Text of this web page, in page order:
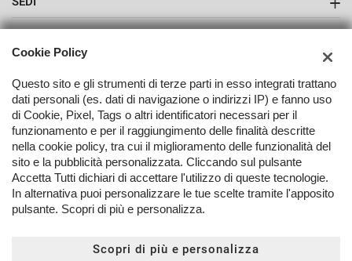
Sede di Como
AZIENDA
Contatti
TORNA IN CIMA
Copyright © 2026 Autoverri Di Giancarlo Verri - P.IVA 03406080139
-Leggi l'informativa sulla privacy-Cookie Policy
Cookie Policy
Questo sito e gli strumenti di terze parti in esso integrati trattano
dati personali (es. dati di navigazione o indirizzi IP) e fanno uso
di Cookie, Pixel, Tags o altri identificatori necessari per il
funzionamento e per il raggiungimento delle finalità descritte
nella cookie policy, tra cui il miglioramento delle funzionalità del
sito e la pubblicità personalizzata. Cliccando sul pulsante
Accetta Tutti dichiari di accettare l'utilizzo di queste tecnologie.
In alternativa puoi personalizzare le tue scelte tramite l'apposito
pulsante. Scopri di più e personalizza.
Scopri di più e personalizza